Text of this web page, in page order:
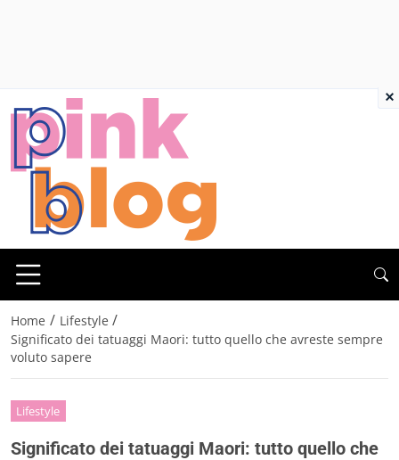
Home / Lifestyle /
Significato dei tatuaggi Maori: tutto quello che avreste sempre
voluto sapere
Lifestyle
Significato dei tatuaggi Maori: tutto quello che
×